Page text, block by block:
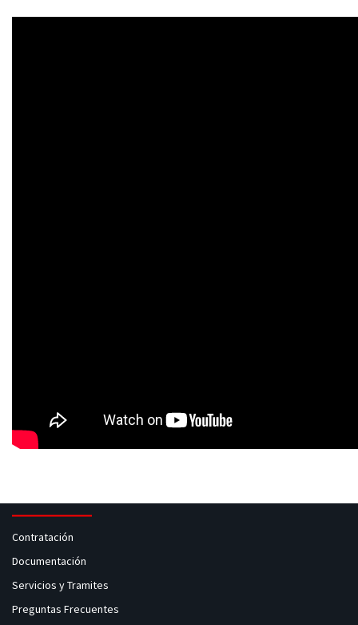
Contratación
Documentación
Servicios y Tramites
Preguntas Frecuentes